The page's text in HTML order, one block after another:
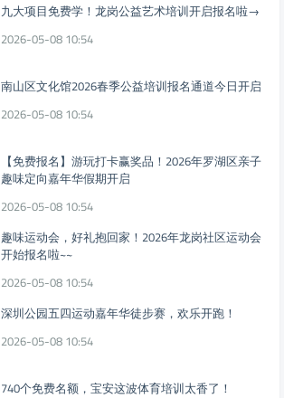
九大项目免费学！龙岗公益艺术培训开启报名啦→
2026-05-08 10:54
南山区文化馆2026春季公益培训报名通道今日开启
2026-05-08 10:54
【免费报名】游玩打卡赢奖品！2026年罗湖区亲子
趣味定向嘉年华假期开启
2026-05-08 10:54
趣味运动会，好礼抱回家！2026年龙岗社区运动会
开始报名啦~~
2026-05-08 10:54
深圳公园五四运动嘉年华徒步赛，欢乐开跑！
2026-05-08 10:54
740个免费名额，宝安这波体育培训太香了！